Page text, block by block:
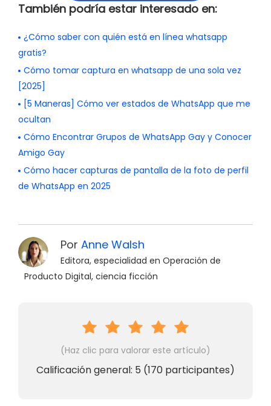
También podría estar interesado en:
¿Cómo saber con quién está en línea whatsapp
gratis?
Cómo tomar captura en whatsapp de una sola vez
[2025]
[5 Maneras] Cómo ver estados de WhatsApp que me
ocultan
Cómo Encontrar Grupos de WhatsApp Gay y Conocer
Amigo Gay
Cómo hacer capturas de pantalla de la foto de perfil
de WhatsApp en 2025
Por Anne Walsh
Editora, especialidad en Operación de
Producto Digital, ciencia ficción
(Haz clic para valorar este artículo)
Calificación general: 5 (170 participantes)